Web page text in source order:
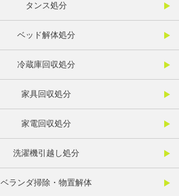
タンス処分
ベッド解体処分
冷蔵庫回収処分
家具回収処分
家電回収処分
洗濯機引越し処分
ベランダ掃除・物置解体